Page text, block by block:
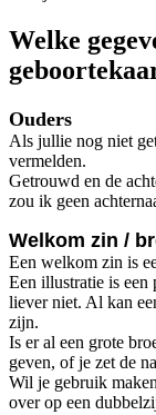
Welke
Ouders
Als jullie nog niet
vermelden.
Getrouwd en de
zou ik geen
Welkom zin /
Een welkom zin is
Een illustratie is
liever niet. Al kan
zijn.
Is er al een grote
geven, of je zet de
Wil je gebruik
over op een